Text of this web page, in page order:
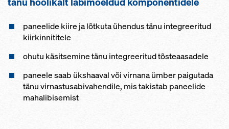
paneelide kiire ja lõtkuta ühendus tänu integreeritud
kiirkinnititele
ohutu käsitsemine tänu integreeritud tõsteaasadele
paneele saab ükshaaval või virnana ümber paigutada
tänu virnastusabivahendile, mis takistab paneelide
mahalibisemist